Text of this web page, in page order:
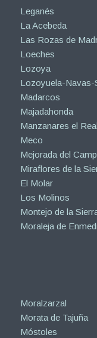
Leganés
La Acebeda
Las Rozas de
Loeches
Lozoya
Lozoyuela-Navas-
Madarcos
Majadahonda
Manzanares el Real
Meco
Mejorada del
Miraflores de la
El Molar
Los Molinos
Montejo de la
Moraleja de
Moralzarzal
Morata de Tajuña
Móstoles